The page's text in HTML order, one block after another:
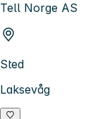
Tell Norge AS
Sted
Laksevåg